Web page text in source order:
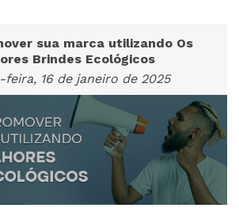
sua marca utilizando Os
Brindes Ecológicos
16 de janeiro de 2025